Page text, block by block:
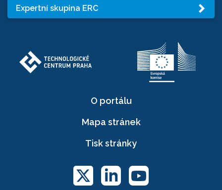
Expertní skupina ERC
O portálu
Mapa stránek
Tisk stránky